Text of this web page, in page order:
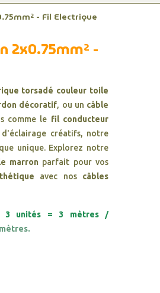
- Fil Electrique
2x0.75mm² -
torsadé couleur toile
décoratif, ou un câble
comme le fil conducteur
créatifs, notre
unique. Explorez notre
marronparfait pour vos
avec nos câbles
3 unités = 3 mètres /